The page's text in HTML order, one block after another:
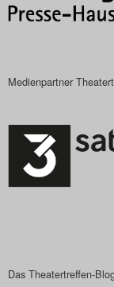
Das
Das
Das
Medienpartner
Das Theatertreffen-